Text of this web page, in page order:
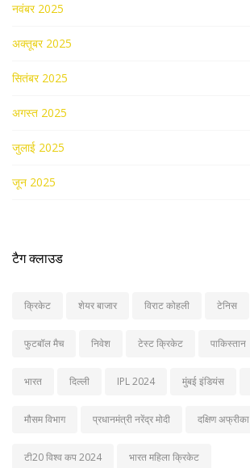
नवंबर 2025
अक्तूबर 2025
सितंबर 2025
अगस्त 2025
जुलाई 2025
जून 2025
टैग क्लाउड
क्रिकेट शेयर बाजार विराट कोहली टेनिस
फुटबॉल मैच निवेश टेस्ट क्रिकेट पाकिस्तान
भारत दिल्ली IPL 2024 मुंबई इंडियंस
मौसम विभाग प्रधानमंत्री नरेंद्र मोदी दक्षिण अफ्रीका
टी20 विश्व कप 2024 भारत महिला क्रिकेट